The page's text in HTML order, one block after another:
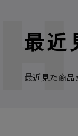
最近
最近見た商品